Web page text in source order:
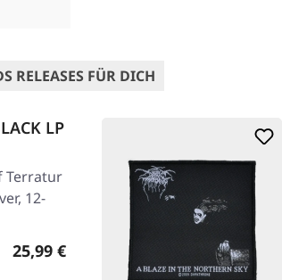
RELEASES FÜR DICH
LP
Terratur
12-
Regulärer Preis:
25,99 €